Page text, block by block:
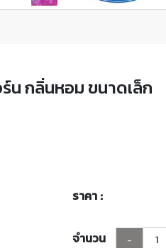
น กลิ่นหอม ขนาดเล็ก
ราคา :
จำนวน -